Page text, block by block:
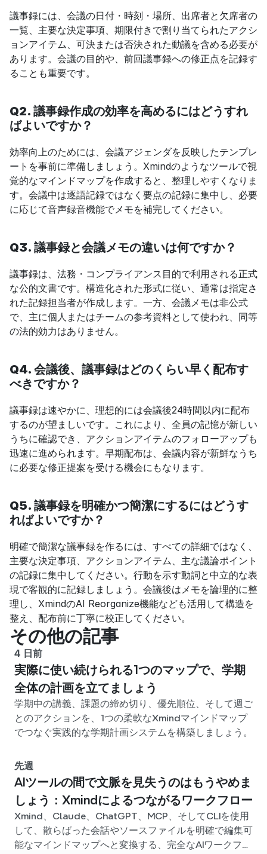
議事録には、会議の日付・時刻・場所、出席者と欠席者の
一覧、主要な決定事項、期限付きで割り当てられたアクシ
ョンアイテム、可決または否決された動議を含める必要が
あります。会議の目的や、前回議事録への修正点を記録す
ることも重要です。
Q2. 議事録作成の効率を高めるにはどうすれ
ばよいですか？
効率向上のためには、会議アジェンダを反映したテンプレ
ートを事前に準備しましょう。Xmindのようなツールで視
覚的なマインドマップを作成すると、整理しやすくなりま
す。会議中は逐語記録ではなく要点の記録に集中し、必要
に応じて音声録音機能でメモを補完してください。
Q3. 議事録と会議メモの違いは何ですか？
議事録は、法務・コンプライアンス目的で利用される正式
な公的文書です。構造化された形式に従い、通常は指定さ
れた記録担当者が作成します。一方、会議メモは非公式
で、主に個人またはチームの参考資料として使われ、同等
の法的効力はありません。
Q4. 会議後、議事録はどのくらい早く配布す
べきですか？
議事録は速やかに、理想的には会議後24時間以内に配布
するのが望ましいです。これにより、全員の記憶が新しい
うちに確認でき、アクションアイテムのフォローアップも
迅速に進められます。早期配布は、会議内容が新鮮なうち
に必要な修正提案を受ける機会にもなります。
Q5. 議事録を明確かつ簡潔にするにはどうす
ればよいですか？
明確で簡潔な議事録を作るには、すべての詳細ではなく、
主要な決定事項、アクションアイテム、主な議論ポイント
の記録に集中してください。行動を示す動詞と中立的な表
現で客観的に記録しましょう。会議後はメモを論理的に整
理し、XmindのAI Reorganize機能なども活用して構造を
整え、配布前に丁寧に校正してください。
その他の記事
4 日前
実際に使い続けられる1つのマップで、学期
全体の計画を立てましょう
学期中の講義、課題の締め切り、優先順位、そして週ご
とのアクションを、1つの柔軟なXmindマインドマップ
でつなぐ実践的な学期計画システムを構築しましょう。
先週
AIツールの間で文脈を見失うのはもうやめま
しょう：Xmindによるつながるワークフロー
Xmind、Claude、ChatGPT、MCP、そしてCLIを使用
して、散らばった会話やソースファイルを明確で編集可
能なマインドマップへと変換する、完全なAIワークフロ